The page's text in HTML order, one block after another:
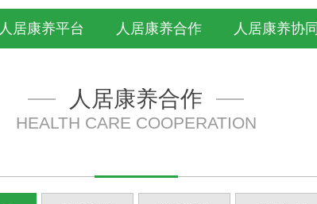
人居康养平台 人居康养合作 人居康养协同
人居康养合作
HEALTH CARE COOPERATION